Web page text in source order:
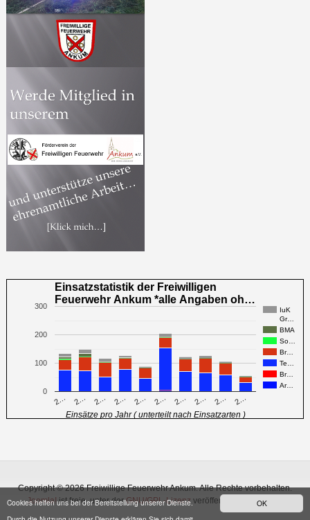
OK
Cookies helfen uns bei der Bereitstellung unserer Dienste.
Einsatzstatistik der Freiwilligen
Feuerwehr Ankum *alle Angaben oh…
IuK
Gr…
BMA
So…
Br…
Te…
Br…
Ar…
2… 2… 2… 2… 2… 2… 2… 2… 2… 2…
0
100
200
300
Einsätze pro Jahr ( unterteilt nach Einsatzarten )
Copyright © 2026 Freiwillige Feuerwehr Ankum. Alle Rechte vorbehalten.
Joomla!ist freie, unter derGNU/GPL-Lizenz veröffentlichte Software.